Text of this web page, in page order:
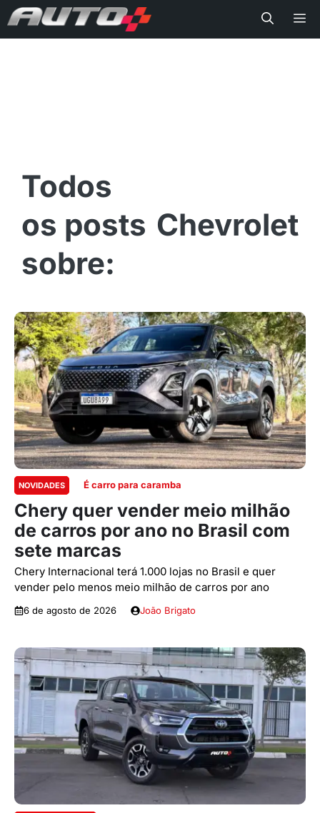
Chevrolet
NOVIDADES É carro para caramba
Chery quer vender meio milhão
de carros por ano no Brasil com
sete marcas
Chery Internacional terá 1.000 lojas no Brasil e quer
vender pelo menos meio milhão de carros por ano
6 de agosto de 2026 João Brigato